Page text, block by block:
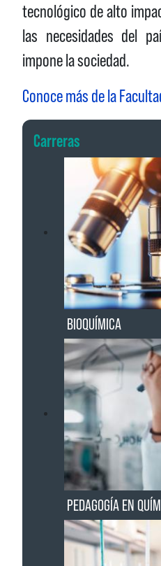
tecnológico de alto
las necesidades del
impone la sociedad.
Conoce más de la
Carreras
BIOQUÍMICA
PEDAGOGÍA EN